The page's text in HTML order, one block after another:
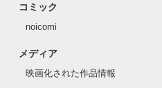
コミック
noicomi
メディア
映画化された作品情報